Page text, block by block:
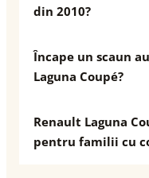
din 2010?
Încape un scaun
Laguna Coupé?
Renault Laguna
pentru familii cu